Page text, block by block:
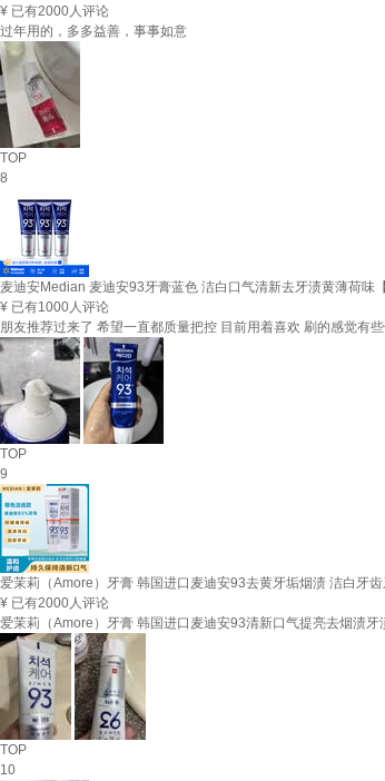
¥ 已有2000人评论
过年用的，多多益善，事事如意
TOP
8
麦迪安Median 麦迪安93牙膏蓝色 洁白口气清新去牙渍黄薄荷味
¥ 已有1000人评论
朋友推荐过来了 希望一直都质量把控 目前用着喜欢 刷的感觉有
TOP
9
爱茉莉（Amore）牙膏 韩国进口麦迪安93去黄牙垢烟渍 洁白牙
¥ 已有2000人评论
爱茉莉（Amore）牙膏 韩国进口麦迪安93清新口气提亮去烟渍
TOP
10